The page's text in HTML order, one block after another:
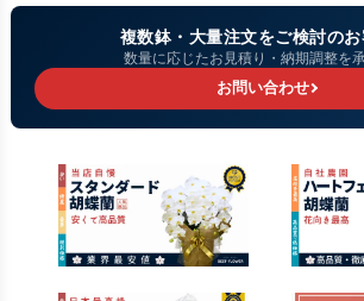
複数鉢・大量注文をご検討の
数量に応じたお見積り・納期調整を
お問い合わせ